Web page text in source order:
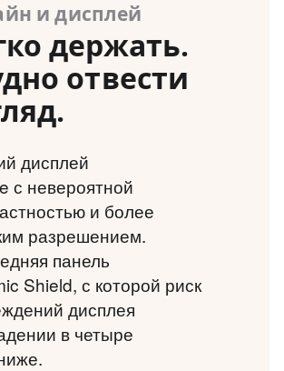
и дисплей
держать.
отвести
дисплей
с невероятной
и более
разрешением.
панель
Shield, с которой риск
дисплея
в четыре